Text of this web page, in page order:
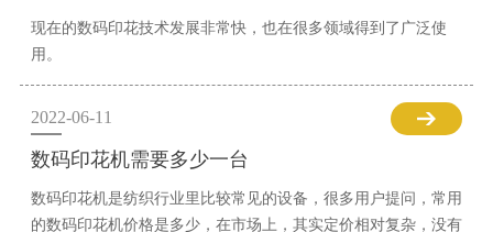
现在的数码印花技术发展非常快，也在很多领域得到了广泛使
用。
2022-06-11
数码印花机需要多少一台
数码印花机是纺织行业里比较常见的设备，很多用户提问，常用
的数码印花机价格是多少，在市场上，其实定价相对复杂，没有